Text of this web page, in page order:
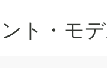
ト・モ